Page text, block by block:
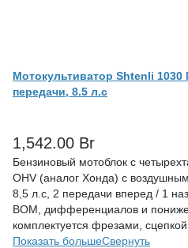
Мотокультиватор Shtenli
передачи, 8.5 л.с
1,542.00 Br
Бензиновый мотоблок с
OHV (аналог Хонда) с
8,5 л.с, 2 передачи вперед / 1
ВОМ, дифференциалов и
комплектуется фрезами,
Показать большеСвернуть